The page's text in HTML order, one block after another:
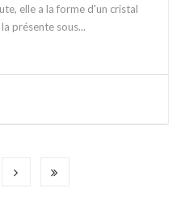
elle a la forme d'un cristal
présente sous...